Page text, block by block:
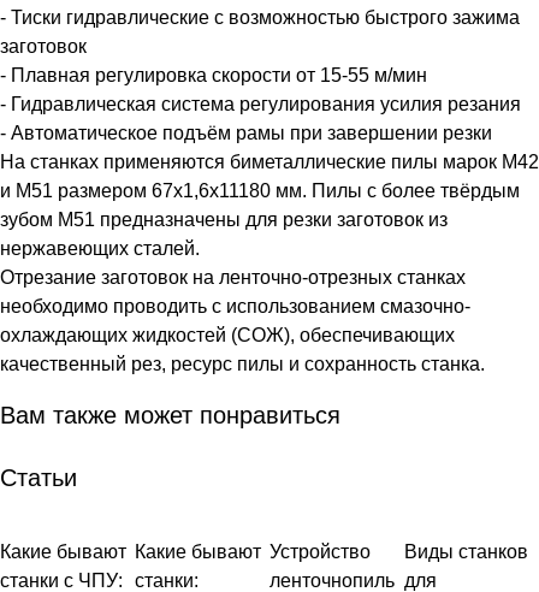
- Тиски гидравлические с возможностью быстрого зажима
заготовок
- Плавная регулировка скорости от 15-55 м/мин
- Гидравлическая система регулирования усилия резания
- Автоматическое подъём рамы при завершении резки
На станках применяются биметаллические пилы марок М42
и М51 размером 67х1,6х11180 мм. Пилы с более твёрдым
зубом М51 предназначены для резки заготовок из
нержавеющих сталей.
Отрезание заготовок на ленточно-отрезных станках
необходимо проводить с использованием смазочно-
охлаждающих жидкостей (СОЖ), обеспечивающих
качественный рез, ресурс пилы и сохранность станка.
Вам также может понравиться
Статьи
Какие бывают
станки с ЧПУ:
Какие бывают
станки:
Устройство
ленточнопиль
Виды станков
для